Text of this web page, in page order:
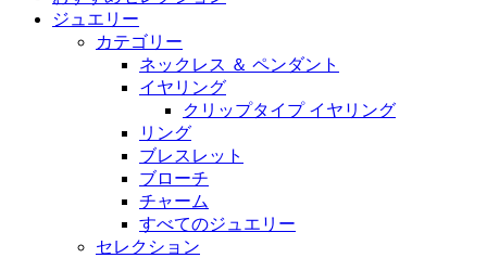
ジュエリー
カテゴリー
ネックレス ＆ ペンダント
イヤリング
クリップタイプ イヤリング
リング
ブレスレット
ブローチ
チャーム
すべてのジュエリー
セレクション